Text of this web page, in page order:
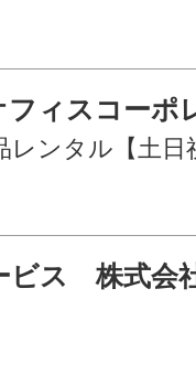
ィスコーポ
ビス 株式会